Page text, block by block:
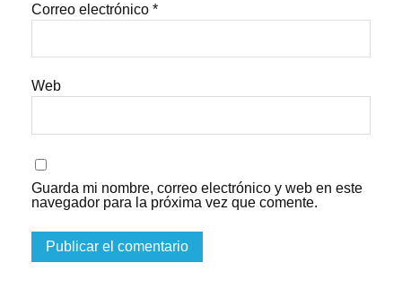
Correo electrónico*
Web
Guarda mi nombre, correo electrónico y web en este
navegador para la próxima vez que comente.